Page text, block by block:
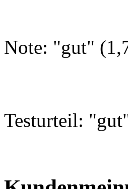
Note: "gut"
Testurteil: